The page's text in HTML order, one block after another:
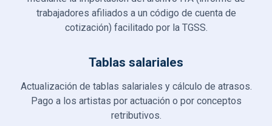
trabajadores afiliados a un código de cuenta de
cotización) facilitado por la TGSS.
Tablas salariales
Actualización de tablas salariales y cálculo de atrasos.
Pago a los artistas por actuación o por conceptos
retributivos.